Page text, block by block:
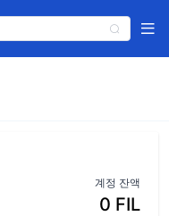
계정 잔액
0 FIL